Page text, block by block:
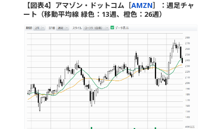
【図表4】アマゾン・ドットコム［AMZN］：週足チャ
ート（移動平均線 緑色：13週、橙色：26週）